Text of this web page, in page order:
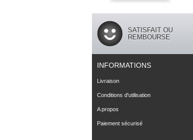
SATISFAIT OU
REMBOURSE
INFORMATIONS
Livraison
Conditions d'utilisation
A propos
Paiement sécurisé